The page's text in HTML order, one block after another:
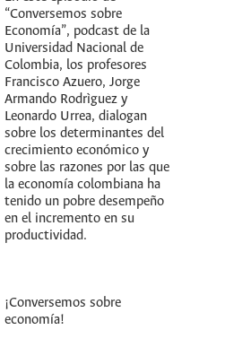
“Conversemos sobre
Economía”, podcast de la
Universidad Nacional de
Colombia, los profesores
Francisco Azuero, Jorge
Armando Rodrìguez y
Leonardo Urrea, dialogan
sobre los determinantes del
crecimiento económico y
sobre las razones por las que
la economía colombiana ha
tenido un pobre desempeño
en el incremento en su
productividad.
¡Conversemos sobre
economía!